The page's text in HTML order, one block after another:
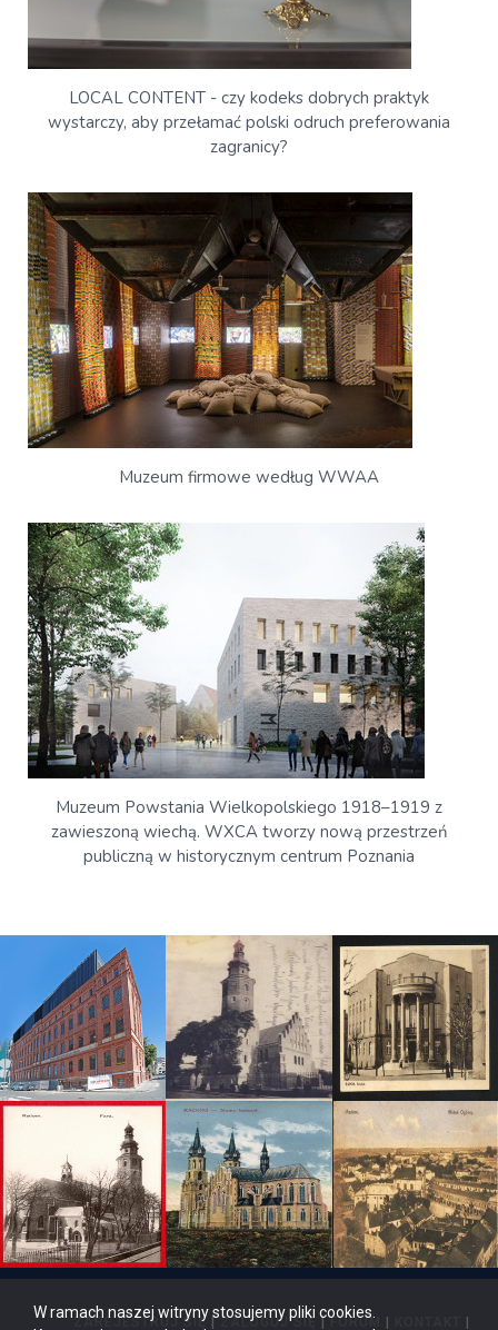
LOCAL CONTENT - czy kodeks dobrych praktyk
wystarczy, aby przełamać polski odruch preferowania
zagranicy?
Muzeum firmowe według WWAA
Muzeum Powstania Wielkopolskiego 1918–1919 z
zawieszoną wiechą. WXCA tworzy nową przestrzeń
publiczną w historycznym centrum Poznania
ZAREJESTRUJ SIĘ |ZALOGUJ SIĘ |FORUM | |
W ramach naszej witryny stosujemy pliki cookies.